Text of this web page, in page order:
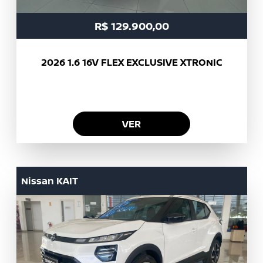
R$ 129.900,00
2026 1.6 16V FLEX EXCLUSIVE XTRONIC
VER
Nissan KAIT